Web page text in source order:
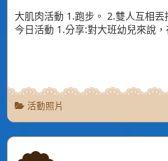
大肌肉活動 1.跑步。 2.雙人互相丟
今日活動 1.分享:對大班幼兒來說
活動照片